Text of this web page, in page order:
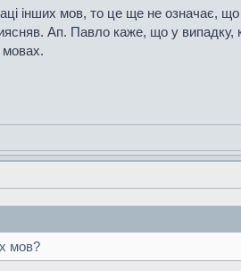
інших мов, то це ще не означає,
Ап. Павло каже, що у випадку,
мов?